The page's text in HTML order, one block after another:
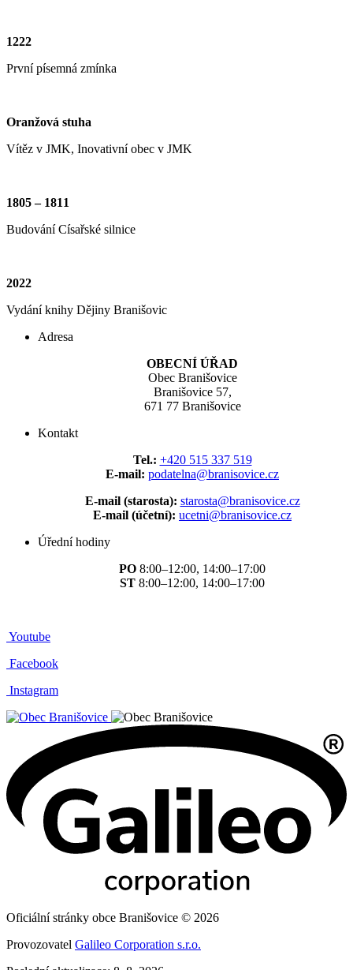
1222
První písemná zmínka
Oranžová stuha
Vítěz v JMK, Inovativní obec v JMK
1805 – 1811
Budování Císařské silnice
2022
Vydání knihy Dějiny Branišovic
Adresa
OBECNÍ ÚŘAD
Obec Branišovice
Branišovice 57,
671 77 Branišovice
Kontakt
Tel.: +420 515 337 519
E-mail: podatelna@branisovice.cz
E-mail (starosta): starosta@branisovice.cz
E-mail (účetní): ucetni@branisovice.cz
Úřední hodiny
PO 8:00–12:00, 14:00–17:00
ST 8:00–12:00, 14:00–17:00
Youtube
Facebook
Instagram
Oficiální stránky obce Branišovice © 2026
Provozovatel Galileo Corporation s.r.o.